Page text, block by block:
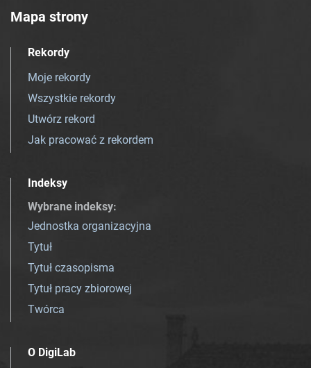
Mapa strony
Rekordy
Moje rekordy
Wszystkie rekordy
Utwórz rekord
Jak pracować z rekordem
Indeksy
Wybrane indeksy:
Jednostka organizacyjna
Tytuł
Tytuł czasopisma
Tytuł pracy zbiorowej
Twórca
O DigiLab